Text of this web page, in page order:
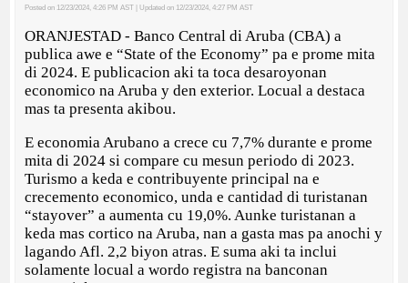
Posted on 12/23/2024, 4:26 PM AST | Updated on 12/23/2024, 4:27 PM AST
ORANJESTAD - Banco Central di Aruba (CBA) a
publica awe e “State of the Economy” pa e prome mita
di 2024. E publicacion aki ta toca desaroyonan
economico na Aruba y den exterior. Locual a destaca
mas ta presenta akibou.
E economia Arubano a crece cu 7,7% durante e prome
mita di 2024 si compare cu mesun periodo di 2023.
Turismo a keda e contribuyente principal na e
crecemento economico, unda e cantidad di turistanan
“stayover” a aumenta cu 19,0%. Aunke turistanan a
keda mas cortico na Aruba, nan a gasta mas pa anochi y
lagando Afl. 2,2 biyon atras. E suma aki ta inclui
solamente locual a wordo registra na banconan